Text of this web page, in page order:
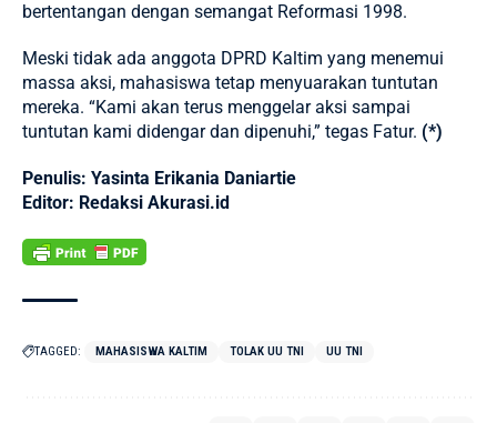
bertentangan dengan semangat Reformasi 1998.
Meski tidak ada anggota DPRD Kaltim yang menemui
massa aksi, mahasiswa tetap menyuarakan tuntutan
mereka. “Kami akan terus menggelar aksi sampai
tuntutan kami didengar dan dipenuhi,” tegas Fatur. (*)
Penulis: Yasinta Erikania Daniartie
Editor: Redaksi Akurasi.id
TAGGED: MAHASISWA KALTIM TOLAK UU TNI UU TNI